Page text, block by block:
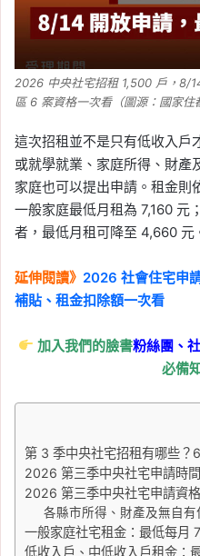
2026 中央社宅招租 1,500 戶，8/
區 6 案資格一次看（圖源：國家住
這次招租並不是只有低收入戶
或就學就業、家庭所得、財產
家庭也可以提出申請。租金則
一般家庭最低月租為 7,160 元
者，最低月租可降至 4,660 元
延伸閱讀》 2026 社會住宅申
補貼、租金扣除額一次看
加入我們的臉書粉絲團、
必備
第 3 季中央社宅招租有哪些？
2026 第三季中央社宅申請時
2026 第三季中央社宅申請資
各縣市所得、財產及無自有
一般家庭社宅租金：最低每月
低收入戶、中低收入戶租金：